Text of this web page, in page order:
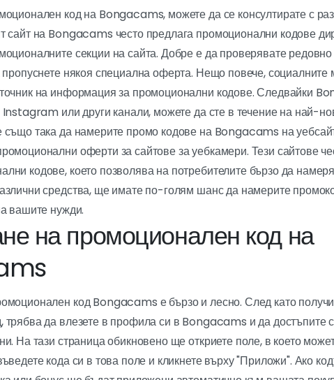
код на Bongacams, можете да се консултирате с
сайт на Bongacams често предлага промоционални кодове
секции на сайта. Добре е да проверявате редовно
пропуснете някоя специална оферта. Нещо повече,
на информация за промоционални кодове. Следвайки
или други канали, можете да сте в течение на най-
така да намерите промо кодове на Bongacams на
оферти за сайтове за уебкамери. Тези сайтове
кодове, което позволява на потребителите бързо да
средства, ще имате по-голям шанс да намерите
вашите нужди.
на промоционален код на
код Bongacams е бързо и лесно. След като
трябва да влезете в профила си в Bongacams и да достъпите
На тази страница обикновено ще откриете поле, в което
кода си в това поле и кликнете върху "Приложи". Ако